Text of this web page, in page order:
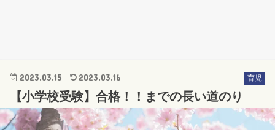
育児
2023.03.15 2023.03.16
【小学校受験】合格！！までの長い道のり